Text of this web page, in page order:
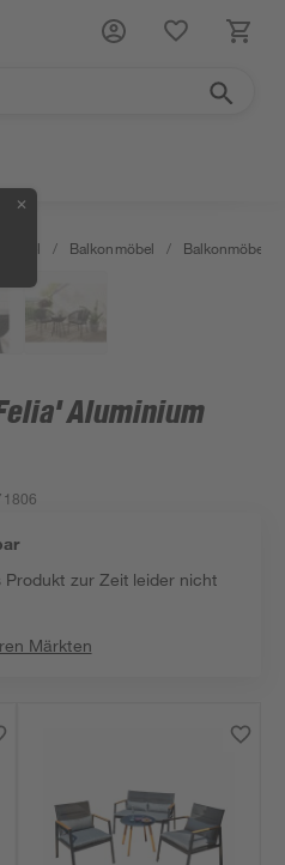
✕
/ Balkonmöbel /
Aluminium
Produkt zur Zeit leider nicht
Märkten